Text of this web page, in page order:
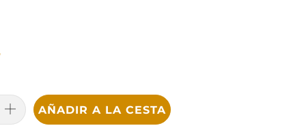
AÑADIR A LA CESTA